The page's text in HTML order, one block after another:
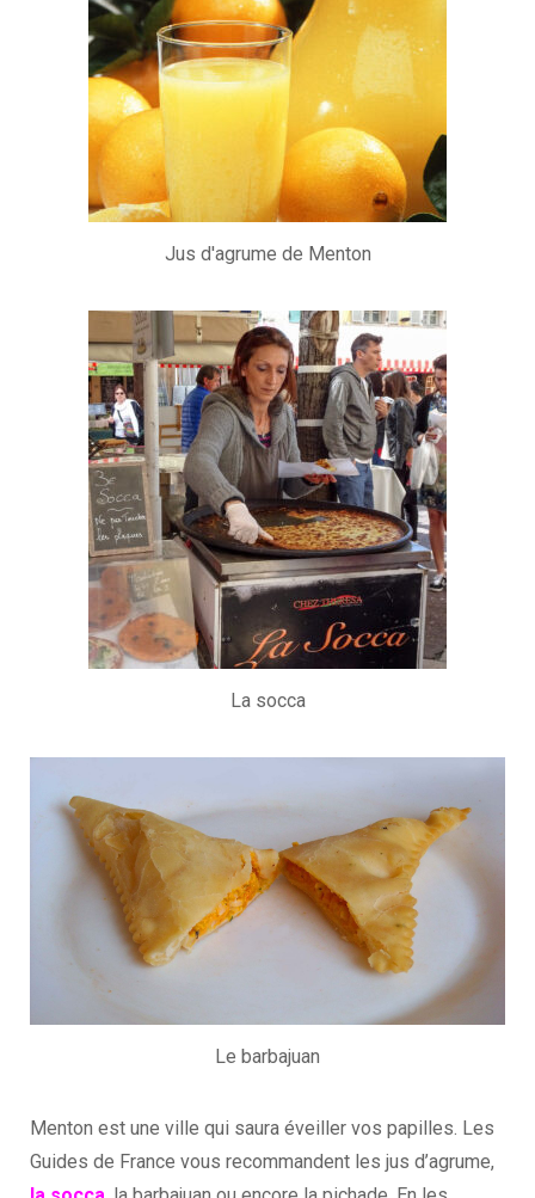
Jus d'agrume de Menton
La socca
Le barbajuan
Menton est une ville qui saura éveiller vos papilles. Les
Guides de France vous recommandent les jus d’agrume,